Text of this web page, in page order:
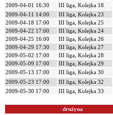
2009-04-01 16:30
III liga, Kolejka 18
2009-04-11 14:00
III liga, Kolejka 23
2009-04-18 17:00
III liga, Kolejka 25
2009-04-22 17:00
III liga, Kolejka 24
2009-04-25 16:00
III liga, Kolejka 26
2009-04-29 17:30
III liga, Kolejka 27
2009-05-02 17:00
III liga, Kolejka 28
2009-05-09 17:00
III liga, Kolejka 29
2009-05-13 17:00
III liga, Kolejka 30
2009-05-23 17:00
III liga, Kolejka 32
2009-05-30 17:00
III liga, Kolejka 33
drużyna